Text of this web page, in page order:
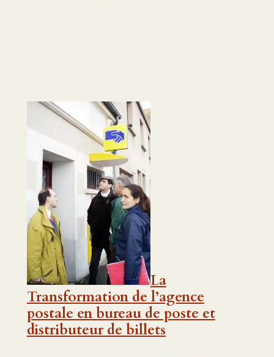
La
Transformation de l’agence
postale en bureau de poste et
distributeur de billets